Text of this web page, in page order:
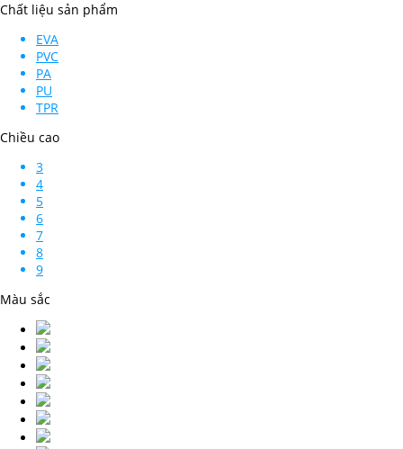
Chất liệu sản phẩm
EVA
PVC
PA
PU
TPR
Chiều cao
3
4
5
6
7
8
9
Màu sắc